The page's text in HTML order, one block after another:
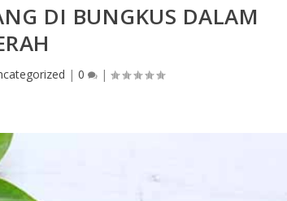
DI BUNGKUS DALAM
|0 |